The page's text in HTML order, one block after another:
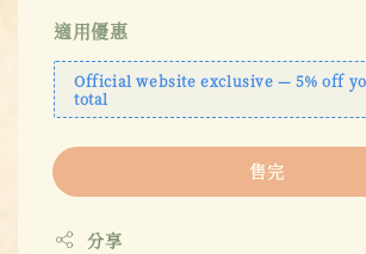
適用優惠
Official website exclusive — 5% off
total
售完
分享